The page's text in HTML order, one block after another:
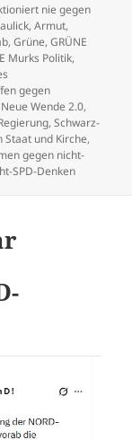
nie gegen
,Armut,
,Grüne,GRÜNE
Murks Politik,
gegen
Wende 2.0,
,Schwarz-
Staat und Kirche,
gegen nicht-
SPD-Denken